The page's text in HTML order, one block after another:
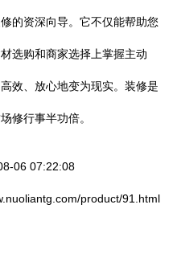
的资深向导。它不仅能帮助您
选购和商家选择上掌握主动
效、放心地变为现实。装修是
修行事半功倍。
06 07:22:08
product/91.html